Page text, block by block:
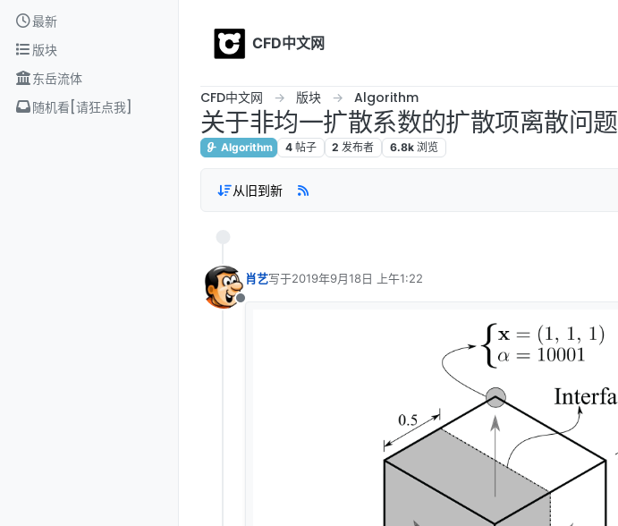
Skip to content
最新
版块
东岳流体
随机看[请狂点我]
CFD中文网
CFD中文网 版块 Algorithm
关于非均一扩散系数的扩散项离散问题
Algorithm 4 帖子 2 发布者 6.8k 浏览
从旧到新
离线
肖艺写于2019年9月18日 上午1:22
最后由 编辑